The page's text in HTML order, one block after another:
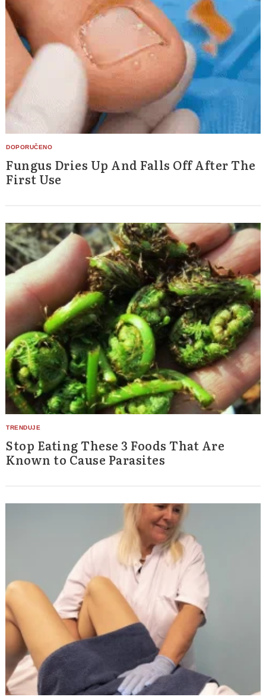
Fungus Dries Up And Falls Off After The
First Use
Stop Eating These 3 Foods That Are
Known to Cause Parasites